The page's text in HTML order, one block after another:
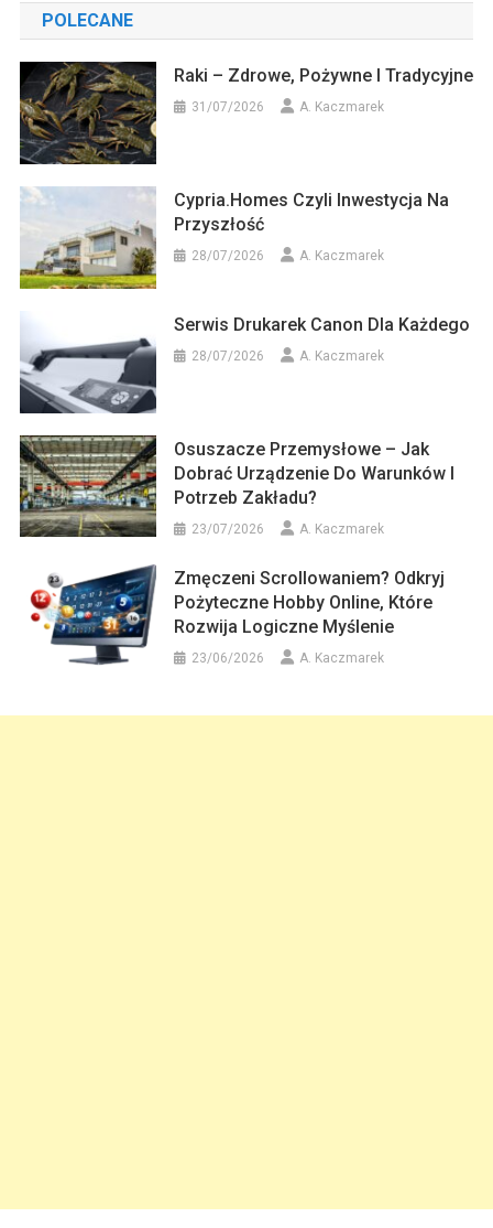
POLECANE
Raki – Zdrowe, Pożywne I Tradycyjne
31/07/2026 A. Kaczmarek
Cypria.homes Czyli Inwestycja Na
Przyszłość
28/07/2026 A. Kaczmarek
Serwis Drukarek Canon Dla Każdego
28/07/2026 A. Kaczmarek
Osuszacze Przemysłowe – Jak
Dobrać Urządzenie Do Warunków I
Potrzeb Zakładu?
23/07/2026 A. Kaczmarek
Zmęczeni Scrollowaniem? Odkryj
Pożyteczne Hobby Online, Które
Rozwija Logiczne Myślenie
23/06/2026 A. Kaczmarek